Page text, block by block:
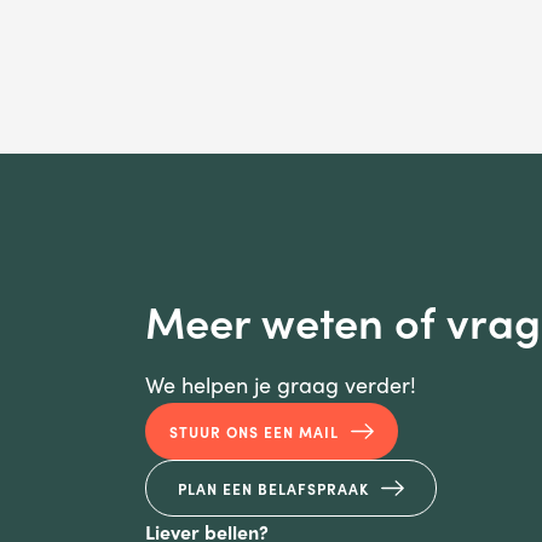
Meer weten of
We helpen je graag verder!
STUUR ONS EEN MAIL
PLAN EEN BELAFSPRAAK
Liever bellen?